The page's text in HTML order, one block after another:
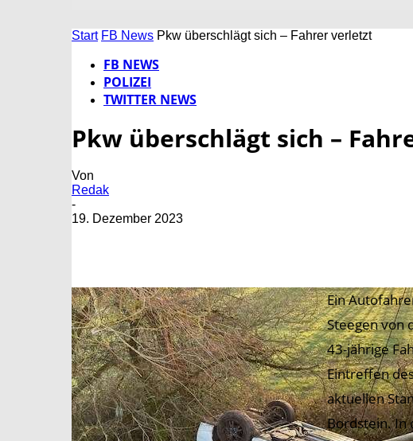
Start FB News Pkw überschlägt sich – Fahrer verletzt
FB NEWS
POLIZEI
TWITTER NEWS
Pkw überschlägt sich –
Von
Redak
-
19. Dezember 2023
Ein
Steegen von
43-jährige
Eintreffen
aktuellen
Bordstein. In